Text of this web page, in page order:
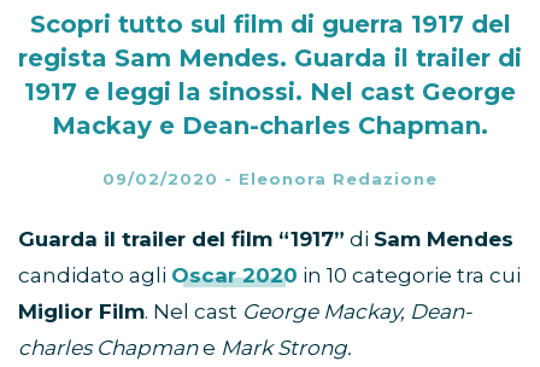
Scopri tutto sul film di guerra 1917 del
regista Sam Mendes. Guarda il trailer di
1917 e leggi la sinossi. Nel cast George
Mackay e Dean-charles Chapman.
09/02/2020 - Eleonora Redazione
Guarda il trailer del film “1917” di Sam Mendes
candidato agli Oscar 2020 in 10 categorie tra cui
Miglior Film. Nel cast George Mackay, Dean-
charles Chapmane Mark Strong.